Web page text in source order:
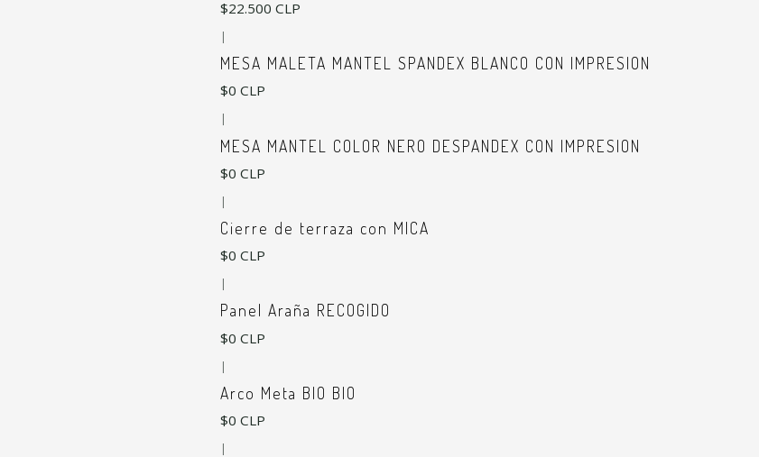
$22.500 CLP
|
MESA MALETA MANTEL SPANDEX BLANCO CON IMPRESION
$0 CLP
|
MESA MANTEL COLOR NERO DESPANDEX CON IMPRESION
$0 CLP
|
Cierre de terraza con MICA
$0 CLP
|
Panel Araña RECOGIDO
$0 CLP
|
Arco Meta BIO BIO
$0 CLP
|